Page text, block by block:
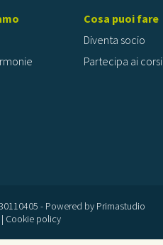
Cosa puoi fare
Diventa socio
Partecipa ai corsi
- Powered by Primastudio
| Cookie policy